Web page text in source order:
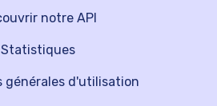
notre API
Statistiques
générales d'utilisation